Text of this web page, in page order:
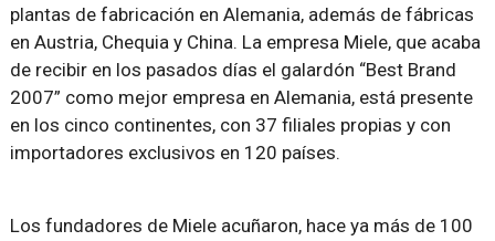
plantas de fabricación en Alemania, además de fábricas
en Austria, Chequia y China. La empresa Miele, que acaba
de recibir en los pasados días el galardón “Best Brand
2007” como mejor empresa en Alemania, está presente
en los cinco continentes, con 37 filiales propias y con
importadores exclusivos en 120 países.
Los fundadores de Miele acuñaron, hace ya más de 100